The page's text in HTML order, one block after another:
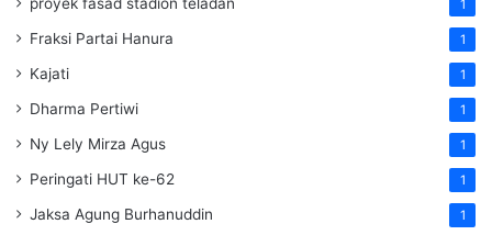
1
Fraksi Partai Hanura 1
Kajati 1
Dharma Pertiwi 1
Ny Lely Mirza Agus 1
Peringati HUT ke-62 1
Jaksa Agung Burhanuddin 1